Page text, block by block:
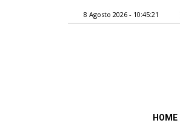
8 Agosto 2026 - 10:45:21
HOME